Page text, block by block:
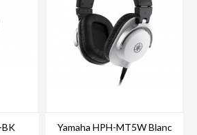
BK
Yamaha HPH-MT5W Blanc